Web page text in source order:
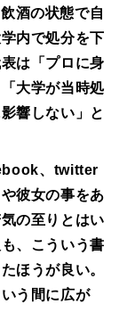
酒の状態で自
内で処分を下
は「プロに身
大学が当時処
響しない」と
、twitter
彼女の事をあ
の至りとはい
、こういう書
ほうが良い。
う間に広が